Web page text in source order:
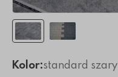
Kolor:standard szary